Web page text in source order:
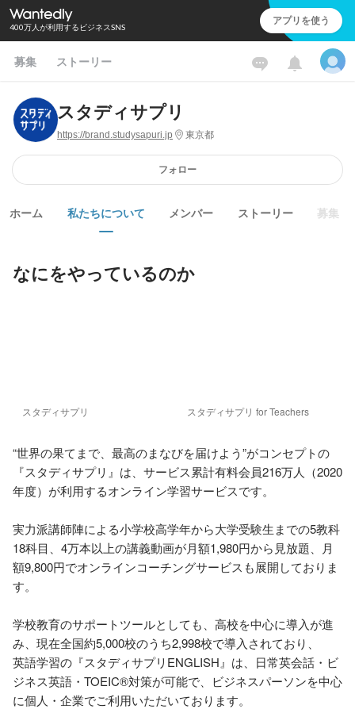
400万人が利用するビジネスSNS アプリを使う
募集 ストーリー
スタディサプリ
https://brand.studysapuri.jp 東京都
フォロー
ホーム 私たちについて メンバー ストーリー 募集
なにをやっているのか
スタディサプリ スタディサプリ for Teachers
“世界の果てまで、最高のまなびを届けよう”がコンセプトの
『スタディサプリ』は、サービス累計有料会員216万人（2020
年度）が利用するオンライン学習サービスです。
実力派講師陣による小学校高学年から大学受験生までの5教科
18科目、4万本以上の講義動画が月額1,980円から見放題、月
額9,800円でオンラインコーチングサービスも展開しておりま
す。
学校教育のサポートツールとしても、高校を中心に導入が進
み、現在全国約5,000校のうち2,998校で導入されており、
英語学習の『スタディサプリENGLISH』は、日常英会話・ビ
ジネス英語・TOEIC®対策が可能で、ビジネスパーソンを中心
に個人・企業でご利用いただいております。